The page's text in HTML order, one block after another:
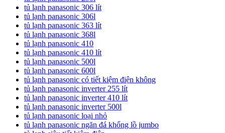
tủ lạnh panasonic 306 lít
tủ lạnh panasonic 306l
tủ lạnh panasonic 363 lít
tủ lạnh panasonic 368l
tủ lạnh panasonic 410
tủ lạnh panasonic 410 lít
tủ lạnh panasonic 500l
tủ lạnh panasonic 600l
tủ lạnh panasonic có tiết kiệm điện không
tủ lạnh panasonic inverter 255 lít
tủ lạnh panasonic inverter 410 lít
tủ lạnh panasonic inverter 500l
tủ lạnh panasonic loại nhỏ
tủ lạnh panasonic ngăn đá khổng lồ jumbo